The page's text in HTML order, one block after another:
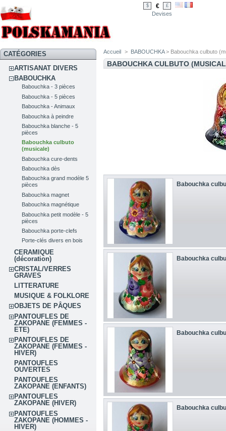
$ € £
Devises
CATÉGORIES
ARTISANAT DIVERS
BABOUCHKA
Babouchka - 3 pièces
Babouchka - 5 pièces
Babouchka - Animaux
Babouchka à peindre
Babouchka blanche - 5
pièces
Babouchka culbuto
(musicale)
Babouchka cure-dents
Babouchka dès
Babouchka grand modèle 5
pièces
Babouchka magnet
Babouchka magnétique
Babouchka petit modèle - 5
pièces
Babouchka porte-clefs
Porte-clés divers en bois
CERAMIQUE
(décoration)
CRISTAL/VERRES
GRAVES
LITTERATURE
MUSIQUE & FOLKLORE
OBJETS DE PÂQUES
PANTOUFLES DE
ZAKOPANE (FEMMES -
ETE)
PANTOUFLES DE
ZAKOPANE (FEMMES -
HIVER)
PANTOUFLES
OUVERTES
PANTOUFLES
ZAKOPANE (ENFANTS)
PANTOUFLES
ZAKOPANE (HIVER)
PANTOUFLES
ZAKOPANE (HOMMES -
HIVER)
Accueil > BABOUCHKA> Babouchka culbuto
BABOUCHKA CULBUTO
Babouchka
Babouchka
Babouchka
Babouchka